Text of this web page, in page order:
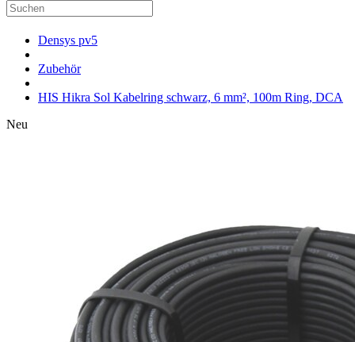
Densys pv5
Zubehör
HIS Hikra Sol Kabelring schwarz, 6 mm², 100m Ring, DCA
Neu